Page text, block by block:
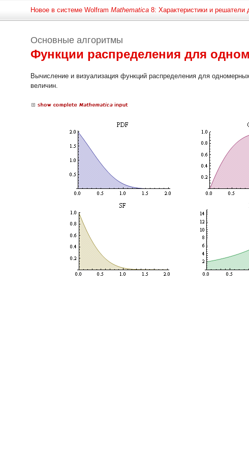
Новое в системе Wolfram Mathematica 8: Характеристики и решатели
Основные алгоритмы
Функции распределения для
Вычисление и визуализация функций распределения для
величин.